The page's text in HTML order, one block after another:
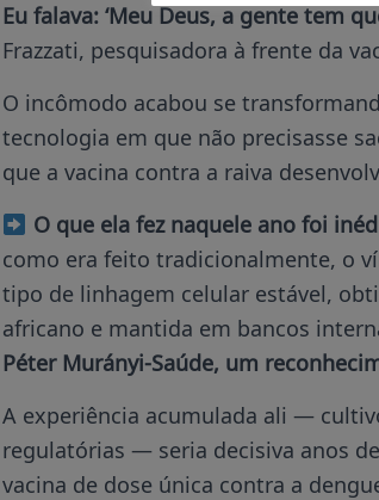
Eu falava: ‘Meu Deus, a gente tem
Frazzati, pesquisadora à frente da
O incômodo acabou se
tecnologia em que não precisasse
que a vacina contra a raiva
O que ela fez naquele ano foi
como era feito tradicionalmente, o
tipo de linhagem celular estável,
africano e mantida em bancos
Péter Murányi-Saúde, um
A experiência acumulada ali —
regulatórias — seria decisiva anos
vacina de dose única contra a